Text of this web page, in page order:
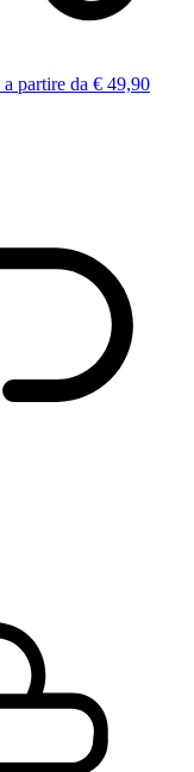
a partire da € 49,90